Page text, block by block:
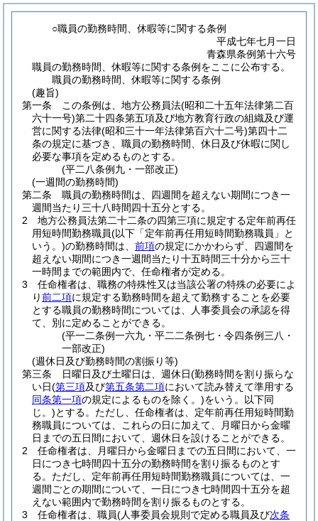
○職員の勤務時間、休暇等に関する条例
平成七年七月一日
青森県条例第十六号
職員の勤務時間、休暇等に関する条例をここに公布する。
職員の勤務時間、休暇等に関する条例
(趣旨)
第一条
この条例は、地方公務員法(昭和二十五年法律第二百
六十一号)第二十四条第五項及び地方教育行政の組織及び運
営に関する法律(昭和三十一年法律第百六十二号)第四十二
条の規定に基づき、職員の勤務時間、休日及び休暇に関し
必要な事項を定めるものとする。
(平二八条例九・一部改正)
(一週間の勤務時間)
第二条
職員の勤務時間は、四週間を超えない期間につき一
週間当たり三十八時間四十五分とする。
2
地方公務員法第二十二条の四第三項に規定する定年前再任
用短時間勤務職員(以下「定年前再任用短時間勤務職員」と
いう。)の勤務時間は、 前項の規定にかかわらず、四週間を
超えない期間につき一週間当たり十五時間三十分から三十
一時間までの範囲内で、任命権者が定める。
3
任命権者は、職務の特殊性又は当該公署の特殊の必要によ
り前二項に規定する勤務時間を超えて勤務することを必要
とする職員の勤務時間については、人事委員会の承認を得
て、別に定めることができる。
(平一二条例一六九・平二二条例七・令四条例三八・
一部改正)
(週休日及び勤務時間の割振り等)
第三条
日曜日及び土曜日は、週休日(勤務時間を割り振らな
い日(第三項及び第五条第二項において読み替えて準用する
同条第一項の規定によるものを除く。)をいう。以下同
じ。)とする。 ただし、任命権者は、定年前再任用短時間勤
務職員については、これらの日に加えて、月曜日から金曜
日までの五日間において、週休日を設けることができる。
2
任命権者は、月曜日から金曜日までの五日間において、一
日につき七時間四十五分の勤務時間を割り振るものとす
る。 ただし、定年前再任用短時間勤務職員については、一
週間ごとの期間について、一日につき七時間四十五分を超
えない範囲内で勤務時間を割り振るものとする。
3
任命権者は、職員(人事委員会規則で定める職員及び次条